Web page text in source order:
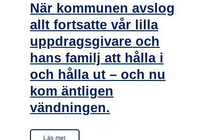
När kommunen avslog
allt fortsatte vår lilla
uppdragsgivare och
hans familj att hålla i
och hålla ut – och nu
kom äntligen
vändningen.
Läs mer